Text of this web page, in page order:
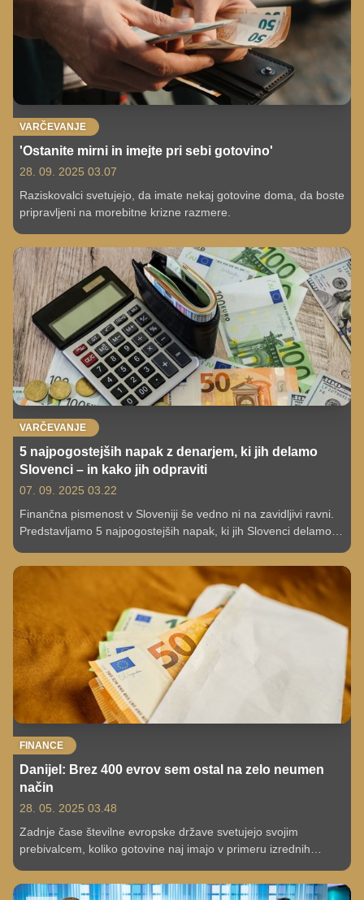
VARČEVANJE
'Ostanite mirni in imejte pri sebi gotovino'
28. 09. 2025 03.07
Raziskovalci svetujejo, da imate nekaj gotovine doma, da boste
pripravljeni na morebitne krizne razmere.
VARČEVANJE
5 najpogostejših napak z denarjem, ki jih delamo
Slovenci – in kako jih odpraviti
07. 09. 2025 03.22
Finančna pismenost v Sloveniji še vedno ni na zavidljivi ravni.
Predstavljamo 5 najpogostejših napak, ki jih Slovenci delamo
napačnega razumevanja kreditov. Preverite, kako se jim
FINANCE
Danijel: Brez 400 evrov sem ostal na zelo neumen
način
28. 05. 2025 03.48
Zadnje čase številne evropske države svetujejo svojim
prebivalcem, koliko gotovine naj imajo v primeru izrednih
ostanete, tako kot je Danijel?